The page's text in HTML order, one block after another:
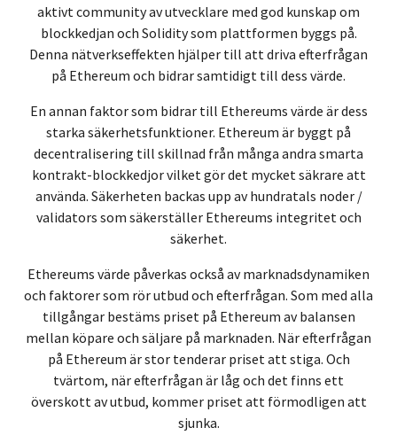
aktivt community av utvecklare med god kunskap om
blockkedjan och Solidity som plattformen byggs på.
Denna nätverkseffekten hjälper till att driva efterfrågan
på Ethereum och bidrar samtidigt till dess värde.
En annan faktor som bidrar till Ethereums värde är dess
starka säkerhetsfunktioner. Ethereum är byggt på
decentralisering till skillnad från många andra smarta
kontrakt-blockkedjor vilket gör det mycket säkrare att
använda. Säkerheten backas upp av hundratals noder /
validators som säkerställer Ethereums integritet och
säkerhet.
Ethereums värde påverkas också av marknadsdynamiken
och faktorer som rör utbud och efterfrågan. Som med alla
tillgångar bestäms priset på Ethereum av balansen
mellan köpare och säljare på marknaden. När efterfrågan
på Ethereum är stor tenderar priset att stiga. Och
tvärtom, när efterfrågan är låg och det finns ett
överskott av utbud, kommer priset att förmodligen att
sjunka.